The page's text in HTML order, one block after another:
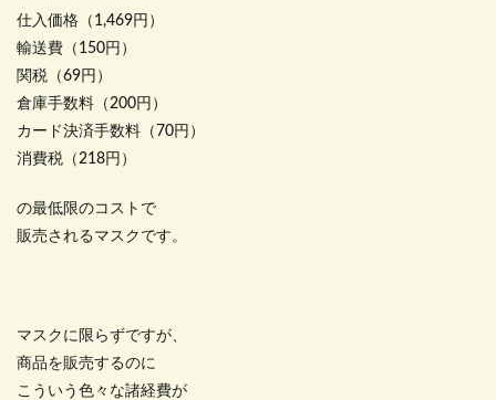
仕入価格（1,469円）
輸送費（150円）
関税（69円）
倉庫手数料（200円）
カード決済手数料（70円）
消費税（218円）
の最低限のコストで
販売されるマスクです。
マスクに限らずですが、
商品を販売するのに
こういう色々な諸経費が